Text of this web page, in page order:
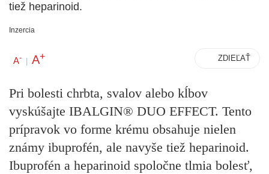
tiež heparinoid.
Inzercia
A- | A+ ZDIEĽAŤ
Pri bolesti chrbta, svalov alebo kĺbov
vyskúšajte IBALGIN® DUO EFFECT. Tento
prípravok vo forme krému obsahuje nielen
známy ibuprofén, ale navyše tiež heparinoid.
Ibuprofén a heparinoid spoločne tlmia bolesť,